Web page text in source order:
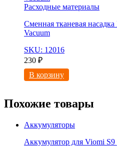
Расходные материалы
Сменная тканевая
Vacuum
SKU: 12016
230 ₽
В корзину
Похожие товары
Аккумуляторы
Аккумулятор для Viomi